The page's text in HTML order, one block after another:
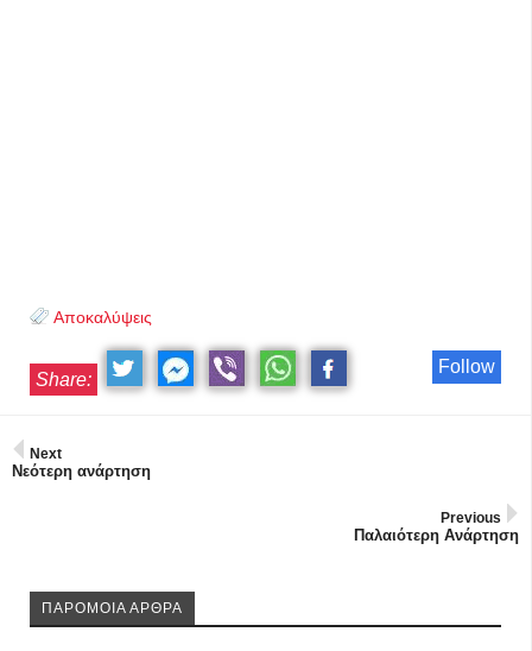
Αποκαλύψεις
Follow
Share:
Next
Νεότερη ανάρτηση
Previous
Παλαιότερη Ανάρτηση
ΠΑΡΟΜΟΙΑ ΑΡΘΡΑ